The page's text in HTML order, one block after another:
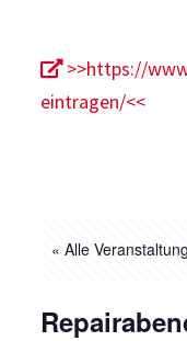
>>https://
eintragen/<<
« Alle